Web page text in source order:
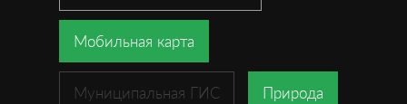
Мобильная карта
Муниципальная ГИС Природа